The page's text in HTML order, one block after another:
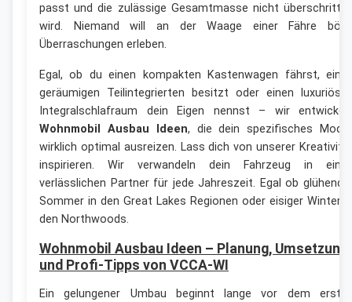
passt und die zulässige Gesamtmasse nicht
wird. Niemand will an der Waage einer Fähre
Überraschungen erleben.
Egal, ob du einen kompakten Kastenwagen fährst,
geräumigen Teilintegrierten besitzt oder einen
Integralschlafraum dein Eigen nennst – wir
Wohnmobil Ausbau Ideen, die dein spezifisches
wirklich optimal ausreizen. Lass dich von unserer
inspirieren. Wir verwandeln dein Fahrzeug in
verlässlichen Partner für jede Jahreszeit. Egal ob
Sommer in den Great Lakes Regionen oder eisiger Winter
den Northwoods.
Wohnmobil Ausbau Ideen – Planung, Umsetzung
und Profi-Tipps von VCCA-WI
Ein gelungener Umbau beginnt lange vor dem